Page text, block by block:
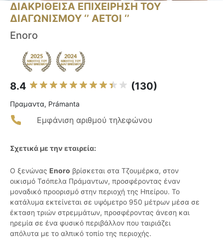
ΔΙΑΚΡΙΘΕΙΣΑ ΕΠΙΧΕΙΡΗΣΗ ΤΟΥ
ΔΙΑΓΩΝΙΣΜΟΥ ‘’ ΑΕΤΟΙ ‘’
Enoro
8.4 (130)
Πραμαντα, Prámanta
Εμφάνιση αριθμού τηλεφώνου
Σχετικά με την εταιρεία:
Ο ξενώνας Enoro βρίσκεται στα Τζουμέρκα, στον
οικισμό Τσόπελα Πράμαντων, προσφέροντας έναν
μοναδικό προορισμό στην περιοχή της Ηπείρου. Το
κατάλυμα εκτείνεται σε υψόμετρο 950 μέτρων μέσα σε
έκταση τριών στρεμμάτων, προσφέροντας άνεση και
ηρεμία σε ένα φυσικό περιβάλλον που ταιριάζει
απόλυτα με το αλπικό τοπίο της περιοχής.